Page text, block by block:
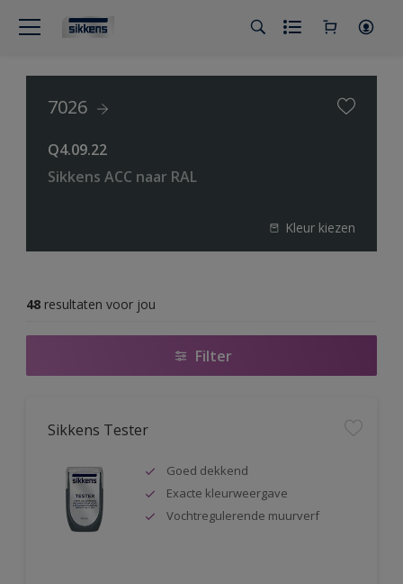
7026
Q4.09.22
Sikkens ACC naar RAL
Kleur kiezen
48 resultaten voor jou
Filter
Sikkens Tester
Goed dekkend
Exacte kleurweergave
Vochtregulerende muurverf